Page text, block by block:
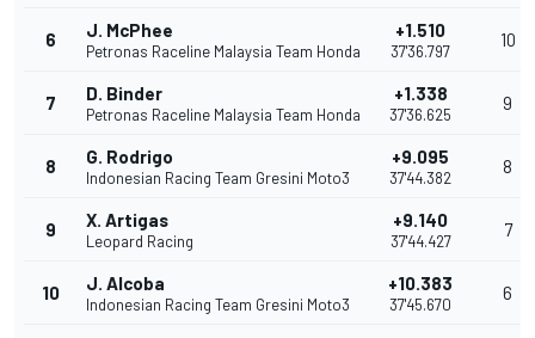
6 J. McPhee
Petronas Raceline Malaysia Team Honda
+1.510
37'36.797
10
7 D. Binder
Petronas Raceline Malaysia Team Honda
+1.338
37'36.625
9
8 G. Rodrigo
Indonesian Racing Team Gresini Moto3
+9.095
37'44.382
8
9 X. Artigas
Leopard Racing
+9.140
37'44.427
7
10 J. Alcoba
Indonesian Racing Team Gresini Moto3
+10.383
37'45.670
6